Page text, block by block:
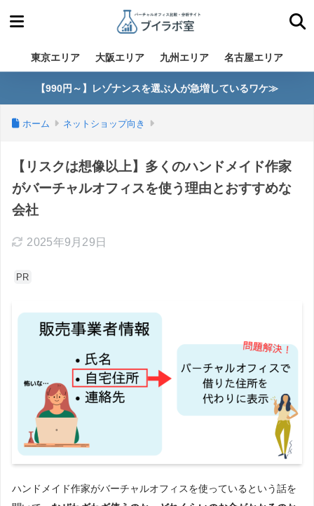
東京エリア 大阪エリア 九州エリア 名古屋エリア
【990円～】レゾナンスを選ぶ人が急増しているワケ≫
ホーム ネットショップ向き
【リスクは想像以上】多くのハンドメイド作家
がバーチャルオフィスを使う理由とおすすめな
会社
2025年9月29日
PR
ハンドメイド作家がバーチャルオフィスを使っているという話を